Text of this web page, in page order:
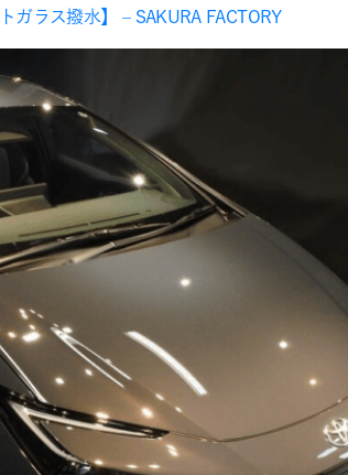
ガラス撥水】 – SAKURA FACTORY